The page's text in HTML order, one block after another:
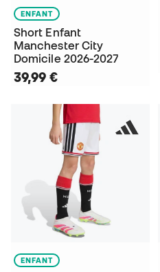
ENFANT
Short Enfant
Manchester City
Domicile 2026-2027
39,99 €
ENFANT